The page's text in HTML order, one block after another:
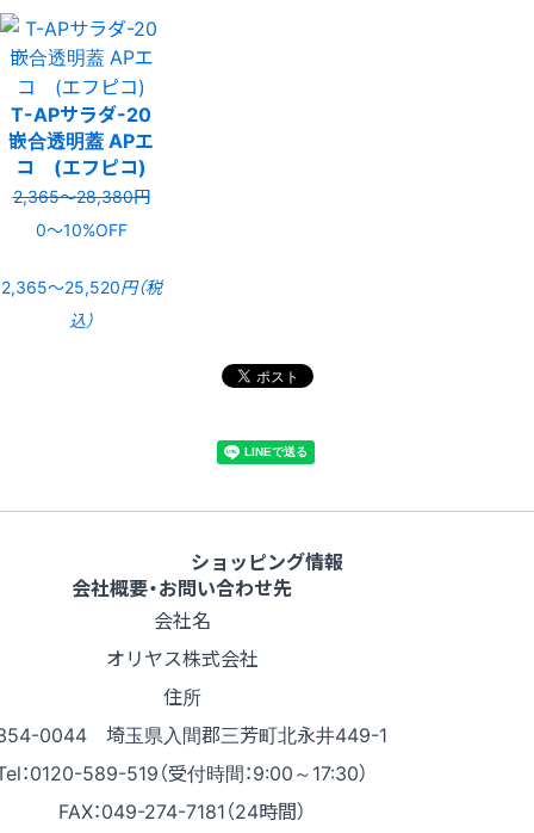
T-APサラダ-20
嵌合透明蓋 APエ
コ (エフピコ)
2,365〜28,380円
0〜10%OFF
2,365〜25,520円（税
込）
ショッピング情報
会社概要・お問い合わせ先
会社名
オリヤス株式会社
住所
0044 埼玉県入間郡三芳町北永井449-1
：0120-589-519（受付時間：9:00～17:30）
FAX：049-274-7181（24時間）